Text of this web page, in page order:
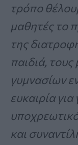
τρόπο
μαθητές το
της
παιδιά,
γυμνασίων
ευκαιρία
και